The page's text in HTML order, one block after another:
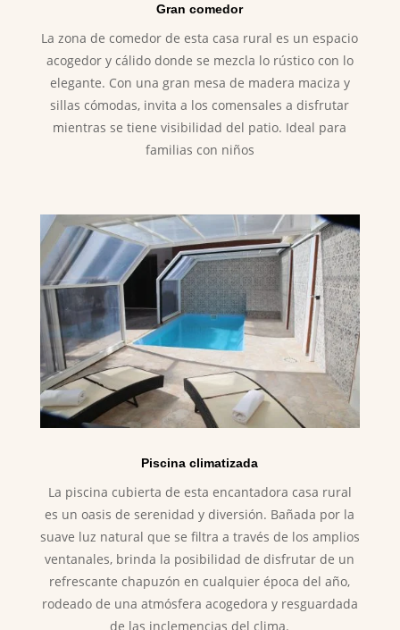
Gran comedor
La zona de comedor de esta casa rural es un espacio
acogedor y cálido donde se mezcla lo rústico con lo
elegante. Con una gran mesa de madera maciza y
sillas cómodas, invita a los comensales a disfrutar
mientras se tiene visibilidad del patio. Ideal para
familias con niños
Piscina climatizada
La piscina cubierta de esta encantadora casa rural
es un oasis de serenidad y diversión. Bañada por la
suave luz natural que se filtra a través de los amplios
ventanales, brinda la posibilidad de disfrutar de un
refrescante chapuzón en cualquier época del año,
rodeado de una atmósfera acogedora y resguardada
de las inclemencias del clima.